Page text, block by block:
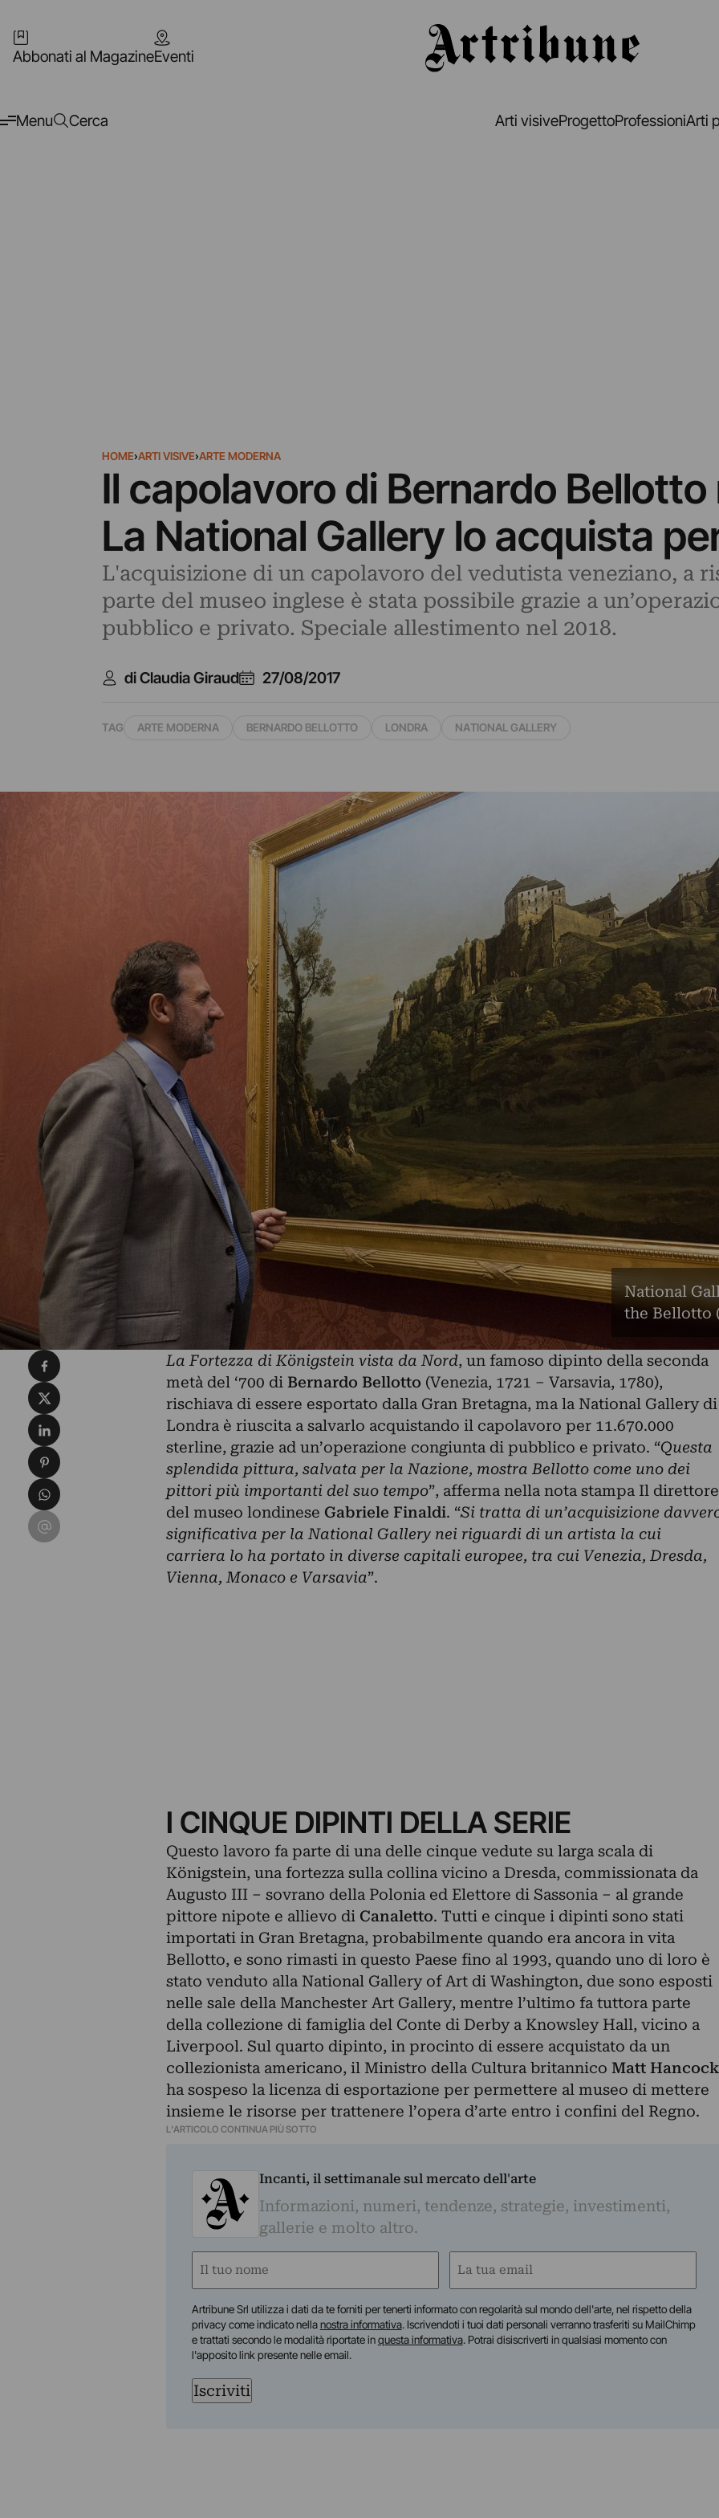
Abbonati al MagazineEventi
Menu Cerca Arti visiveProgettoProfessioniArti
HOME›ARTI VISIVE›ARTE MODERNA
Il capolavoro di Bernardo Bellotto
La National Gallery lo acquista
L'acquisizione di un capolavoro del vedutista veneziano, a
parte del museo inglese è stata possibile grazie a
pubblico e privato. Speciale allestimento nel 2018.
di Claudia Giraud 27/08/2017
TAG ARTE MODERNA BERNARDO BELLOTTO LONDRA NATIONAL GALLERY
National
the Bellotto
La Fortezza di Königstein vista da Nord, un famoso dipinto della seconda
metà del ‘700 di Bernardo Bellotto (Venezia, 1721 – Varsavia, 1780),
rischiava di essere esportato dalla Gran Bretagna, ma la National Gallery di
Londra è riuscita a salvarlo acquistando il capolavoro per 11.670.000
sterline, grazie ad un’operazione congiunta di pubblico e privato. “Questa
splendida pittura, salvata per la Nazione, mostra Bellotto come uno dei
pittori più importanti del suo tempo”, afferma nella nota stampa Il direttore
del museo londinese Gabriele Finaldi. “Si tratta di un’acquisizione
significativa per la National Gallery nei riguardi di un artista la cui
carriera lo ha portato in diverse capitali europee, tra cui Venezia, Dresda,
Vienna, Monaco e Varsavia”.
I CINQUE DIPINTI DELLA SERIE
Questo lavoro fa parte di una delle cinque vedute su larga scala di
Königstein, una fortezza sulla collina vicino a Dresda, commissionata da
Augusto III – sovrano della Polonia ed Elettore di Sassonia – al grande
pittore nipote e allievo di Canaletto. Tutti e cinque i dipinti sono stati
importati in Gran Bretagna, probabilmente quando era ancora in vita
Bellotto, e sono rimasti in questo Paese fino al 1993, quando uno di loro è
stato venduto alla National Gallery of Art di Washington, due sono esposti
nelle sale della Manchester Art Gallery, mentre l’ultimo fa tuttora parte
della collezione di famiglia del Conte di Derby a Knowsley Hall, vicino a
Liverpool. Sul quarto dipinto, in procinto di essere acquistato da un
collezionista americano, il Ministro della Cultura britannico Matt Hancock
ha sospeso la licenza di esportazione per permettere al museo di mettere
insieme le risorse per trattenere l’opera d’arte entro i confini del Regno.
L'ARTICOLO CONTINUA PIÙ SOTTO
Incanti, il settimanale sul mercato dell'arte
Informazioni, numeri, tendenze, strategie, investimenti,
gallerie e molto altro.
Nome
Email
Artribune Srl utilizza i dati da te forniti per tenerti informato con regolarità sul mondo dell'arte, nel rispetto della
privacy come indicato nellanostra informativa. Iscrivendoti i tuoi dati personali verranno trasferiti su MailChimp
e trattati secondo le modalità riportate inquesta informativa. Potrai disiscriverti in qualsiasi momento con
l'apposito link presente nelle email.
Iscriviti
Condividi su Facebook
Condividi su X
Condividi su LinkedIn
Condividi su Pinterest
Condividi su WhatsApp
Condividi su Email